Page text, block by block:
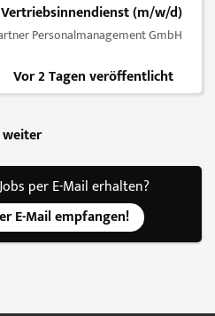
(m/w/d)
Personalmanagement GmbH
Vor 2 Tagen veröffentlicht
weiter
per E-Mail erhalten?
E-Mail empfangen!